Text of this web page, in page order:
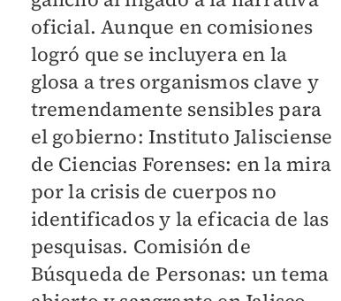
oficial. Aunque en comisiones
logró que se incluyera en la
glosa a tres organismos clave y
tremendamente sensibles para
el gobierno: Instituto Jalisciense
de Ciencias Forenses: en la mira
por la crisis de cuerpos no
identificados y la eficacia de las
pesquisas. Comisión de
Búsqueda de Personas: un tema